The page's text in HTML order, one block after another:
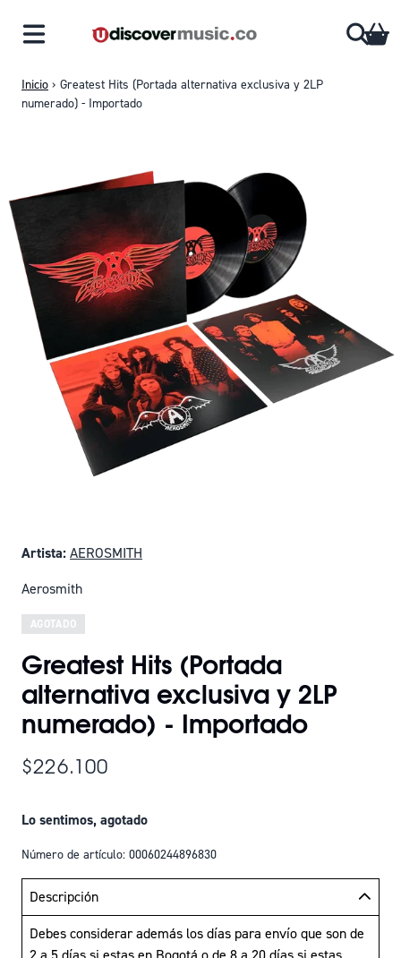
Inicio › Greatest Hits (Portada alternativa exclusiva y 2LP
numerado) - Importado
Artista:AEROSMITH
Aerosmith
AGOTADO
Greatest Hits (Portada
alternativa exclusiva y 2LP
numerado) - Importado
$226.100
Lo sentimos, agotado
Número de artículo: 00060244896830
Descripción
Debes considerar además los días para envío que son de